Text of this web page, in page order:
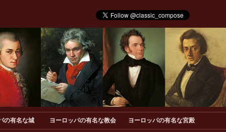
の有名な城 ヨーロッパの有名な教会 ヨーロッパの有名な宮殿